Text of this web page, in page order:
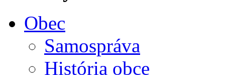
Obec
Samospráva
História obce